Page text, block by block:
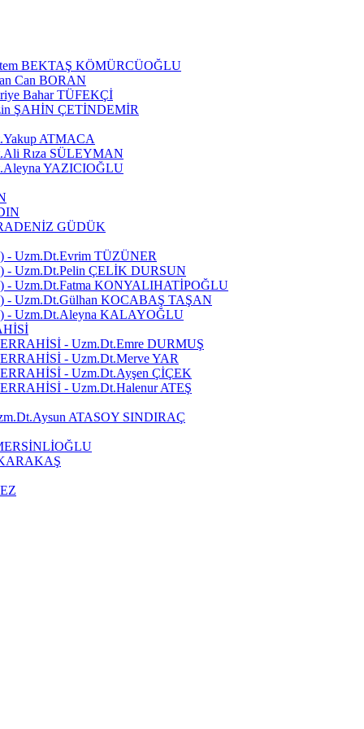
BEKTAŞ KÖMÜRCÜOĞLU
Can BORAN
Bahar TÜFEKÇİ
ŞAHİN ÇETİNDEMİR
ATMACA
Rıza SÜLEYMAN
YAZICIOĞLU
GÜDÜK
Uzm.Dt.Evrim TÜZÜNER
Uzm.Dt.Pelin ÇELİK DURSUN
Uzm.Dt.Fatma KONYALIHATİPOĞLU
Uzm.Dt.Gülhan KOCABAŞ TAŞAN
- Uzm.Dt.Aleyna KALAYOĞLU
- Uzm.Dt.Emre DURMUŞ
- Uzm.Dt.Merve YAR
- Uzm.Dt.Ayşen ÇİÇEK
- Uzm.Dt.Halenur ATEŞ
ATASOY SINDIRAÇ